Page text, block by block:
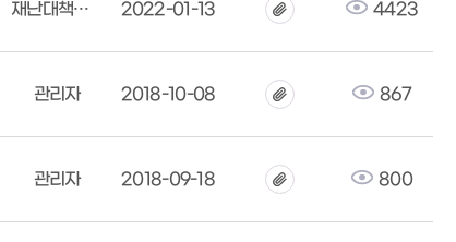
재난대책본부 2022-01-13 4423
관리자 2018-10-08 867
관리자 2018-09-18 800